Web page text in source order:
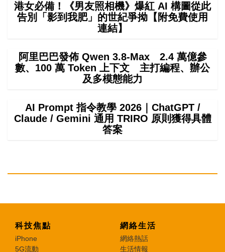
港女必備！《男友照相機》爆紅 AI 構圖從此
告別「影到我肥」的世紀爭拗【附免費使用
連結】
阿里巴巴發佈 Qwen 3.8-Max 2.4 萬億參
數、100 萬 Token 上下文 主打編程、辦公
及多模態能力
AI Prompt 指令教學 2026｜ChatGPT /
Claude / Gemini 通用 TRIRO 原則獲得具體
答案
科技焦點
iPhone
5G流動
網絡生活
網絡熱話
生活情報